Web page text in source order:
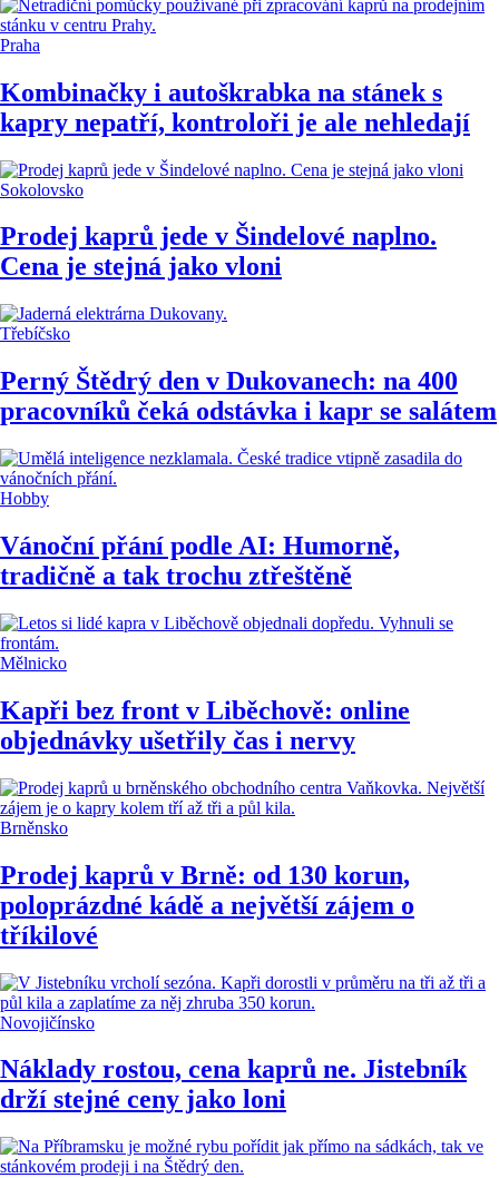
Praha
Kombinačky i autoškrabka na stánek s
kapry nepatří, kontroloři je ale nehledají
Sokolovsko
Prodej kaprů jede v Šindelové naplno.
Cena je stejná jako vloni
Třebíčsko
Perný Štědrý den v Dukovanech: na 400
pracovníků čeká odstávka i kapr se salátem
Hobby
Vánoční přání podle AI: Humorně,
tradičně a tak trochu ztřeštěně
Mělnicko
Kapři bez front v Liběchově: online
objednávky ušetřily čas i nervy
Brněnsko
Prodej kaprů v Brně: od 130 korun,
poloprázdné kádě a největší zájem o
tříkilové
Novojičínsko
Náklady rostou, cena kaprů ne. Jistebník
drží stejné ceny jako loni